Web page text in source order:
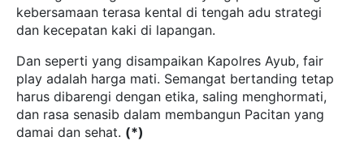
kebersamaan terasa kental di tengah adu strategi
dan kecepatan kaki di lapangan.
Dan seperti yang disampaikan Kapolres Ayub, fair
play adalah harga mati. Semangat bertanding tetap
harus dibarengi dengan etika, saling menghormati,
dan rasa senasib dalam membangun Pacitan yang
damai dan sehat. (*)